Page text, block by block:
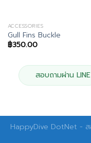
ACCESSORIES
Gull Fins Buckle
฿350.00
สอบถามผ่าน LINE
HappyDive DotNet -